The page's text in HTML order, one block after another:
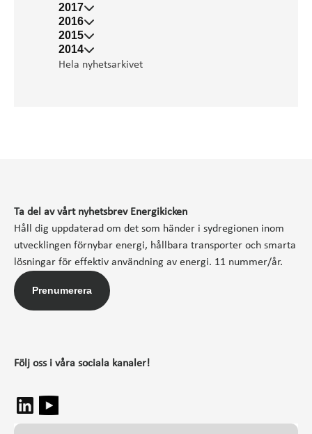
2017
2016
2015
2014
Hela nyhetsarkivet
Ta del av vårt nyhetsbrev Energikicken
Håll dig uppdaterad om det som händer i sydregionen inom
utvecklingen förnybar energi, hållbara transporter och smarta
lösningar för effektiv användning av energi. 11 nummer/år.
Prenumerera
Följ oss i våra sociala kanaler!